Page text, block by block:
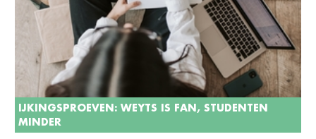
IJKINGSPROEVEN: WEYTS IS FAN, STUDENTEN
MINDER